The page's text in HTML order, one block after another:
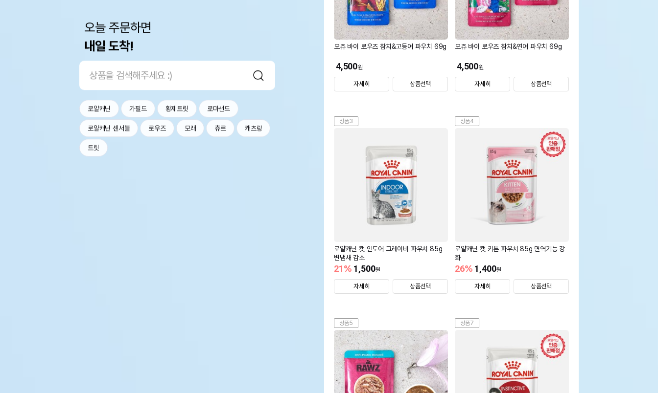
오늘 주문하면
내일 도착!
로얄캐닌 가필드 황제트릿 로마샌드
로얄캐닌 센서블 로우즈 모래 츄르 캐츠랑
트릿
오쥬 바이 로우즈 참치&고등어 파우치 69g
4,500원
자세히 상품선택
오쥬 바이 로우즈 참치&연어 파우치 69g
4,500원
자세히 상품선택
상품3
로얄캐닌 캣 인도어 그레이비 파우치 85g
변냄새 감소
1,500원
21%
자세히 상품선택
상품4
로얄캐닌 캣 키튼 파우치 85g 면역기능 강
화
1,400원
26%
자세히 상품선택
상품5 상품7